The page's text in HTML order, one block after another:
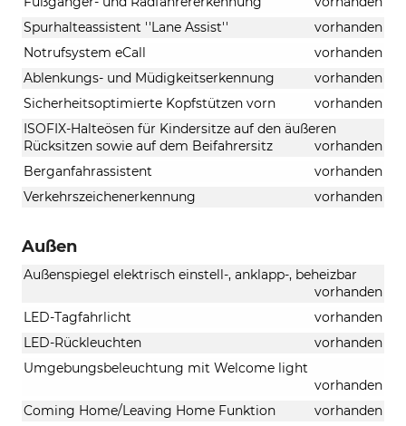
Spurhalteassistent ''Lane Assist''
vorhanden
Notrufsystem eCall
vorhanden
Ablenkungs- und Müdigkeitserkennung
vorhanden
Sicherheitsoptimierte Kopfstützen vorn
vorhanden
ISOFIX-Halteösen für Kindersitze auf den äußeren
Rücksitzen sowie auf dem Beifahrersitz
vorhanden
Berganfahrassistent
vorhanden
Verkehrszeichenerkennung
vorhanden
Außen
Außenspiegel elektrisch einstell-, anklapp-, beheizbar
vorhanden
LED-Tagfahrlicht
vorhanden
LED-Rückleuchten
vorhanden
Umgebungsbeleuchtung mit Welcome light
vorhanden
Coming Home/Leaving Home Funktion
vorhanden